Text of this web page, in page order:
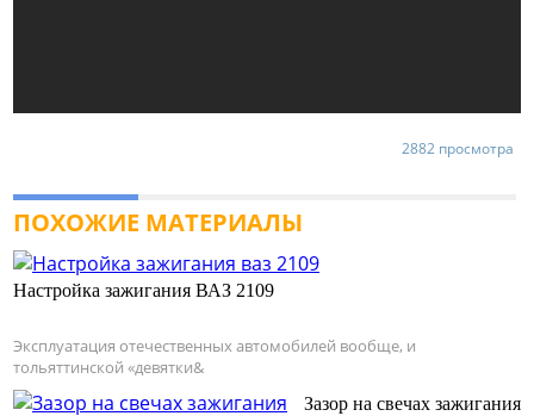
2882 просмотра
ПОХОЖИЕ МАТЕРИАЛЫ
Настройка зажигания ВАЗ 2109
Эксплуатация отечественных автомобилей вообще, и
тольяттинской «девятки&
Зазор на свечах зажигания